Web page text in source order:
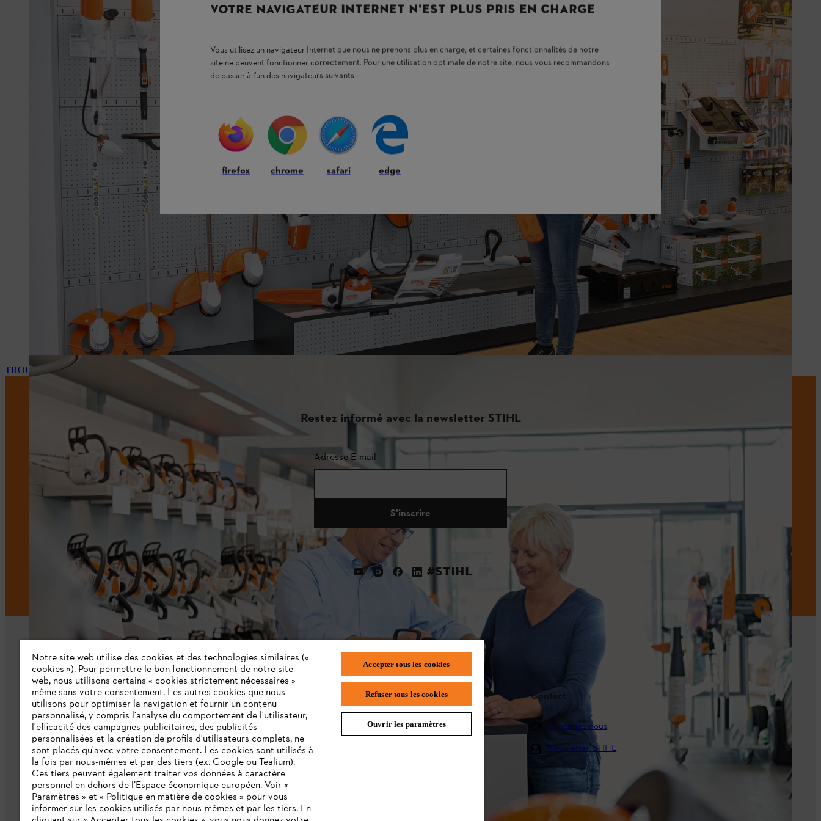
TROUVEZ VOTRE REVENDEUR STIHL
Restez informé avec la newsletter STIHL
Adresse E-mail
S'inscrire
#STIHL
L'Entreprise
Qui sommes-nous ?
Presse
Emploi
Développement durable
Ligne Intégrité STIHL
STIHL FAQ
L'Enregistrement
Contact
Contactez-nous
Newsletter STIHL
VOTRE NAVIGATEUR INTERNET N'EST PLUS PRIS EN CHARGE
Vous utilisez un navigateur Internet que nous ne prenons plus en charge, et certaines fonctionnalités de notre
site ne peuvent fonctionner correctement. Pour une utilisation optimale de notre site, nous vous recommandons
de passer à l'un des navigateurs suivants :
firefox chrome safari edge
Notre site web utilise des cookies et des technologies similaires («
cookies »). Pour permettre le bon fonctionnement de notre site
web, nous utilisons certains « cookies strictement nécessaires »
même sans votre consentement. Les autres cookies que nous
utilisons pour optimiser la navigation et fournir un contenu
personnalisé, y compris l'analyse du comportement de l'utilisateur,
l'efficacité des campagnes publicitaires, des publicités
personnalisées et la création de profils d'utilisateurs complets, ne
sont placés qu'avec votre consentement. Les cookies sont utilisés à
la fois par nous-mêmes et par des tiers (ex. Google ou Tealium).
Ces tiers peuvent également traiter vos données à caractère
personnel en dehors de l’Espace économique européen. Voir «
Paramètres » et « Politique en matière de cookies » pour vous
informer sur les cookies utilisés par nous-mêmes et par les tiers. En
Accepter tous les cookies
Refuser tous les cookies
Ouvrir les paramètres